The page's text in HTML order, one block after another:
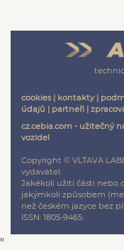
cookies| kontakty|
údajů | partneři |
cz.cebia.com - užitečný
vozidel
Copyright © VLTAVA
vydavatel.
Jakékoli užití části nebo
jakýmkoli způsobem
než českém jazyce bez
ISSN: 1805-9465.
"